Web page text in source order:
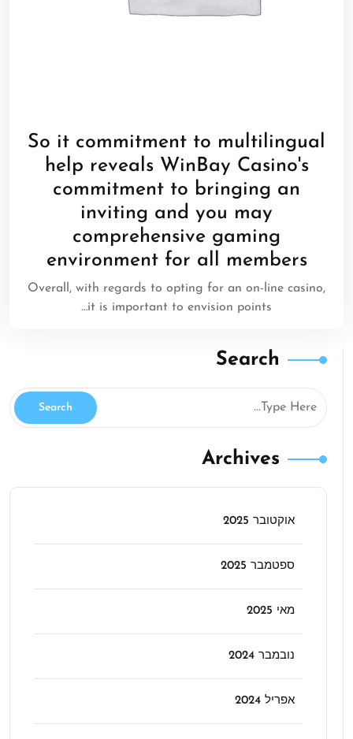
So it commitment to multilingual
help reveals WinBay Casino's
commitment to bringing an
inviting and you may
comprehensive gaming
environment for all members
Overall, with regards to opting for an on-line casino,
it is important to envision points…
Search
Archives
אוקטובר 2025
ספטמבר 2025
מאי 2025
נובמבר 2024
אפריל 2024